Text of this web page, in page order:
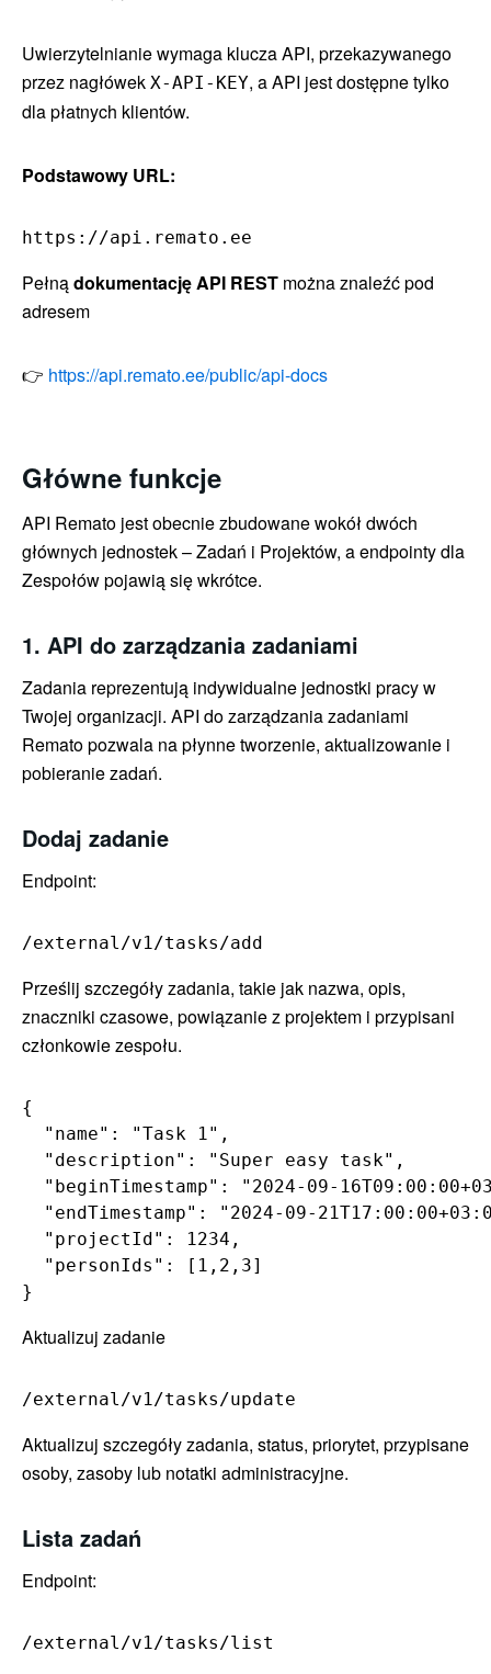
Uwierzytelnianie wymaga klucza API, przekazywanego
przez nagłówek X-API-KEY, a API jest dostępne tylko
dla płatnych klientów.
Podstawowy URL:
https://api.remato.ee
Pełnądokumentację API REST można znaleźć pod
adresem
👉 https://api.remato.ee/public/api-docs
Główne funkcje
API Remato jest obecnie zbudowane wokół dwóch
głównych jednostek – Zadań i Projektów, a endpointy dla
Zespołów pojawią się wkrótce.
1. API do zarządzania zadaniami
Zadania reprezentują indywidualne jednostki pracy w
Twojej organizacji. API do zarządzania zadaniami
Remato pozwala na płynne tworzenie, aktualizowanie i
pobieranie zadań.
Dodaj zadanie
Endpoint:
/external/v1/tasks/add
Prześlij szczegóły zadania, takie jak nazwa, opis,
znaczniki czasowe, powiązanie z projektem i przypisani
członkowie zespołu.
{
  "name": "Task 1",
  "description": "Super easy task",
"beginTimestamp": "2024-09-
"endTimestamp": "2024-09-
  "projectId": 1234,
  "personIds": [1,2,3]
}
Aktualizuj zadanie
/external/v1/tasks/update
Aktualizuj szczegóły zadania, status, priorytet, przypisane
osoby, zasoby lub notatki administracyjne.
Lista zadań
Endpoint:
/external/v1/tasks/list